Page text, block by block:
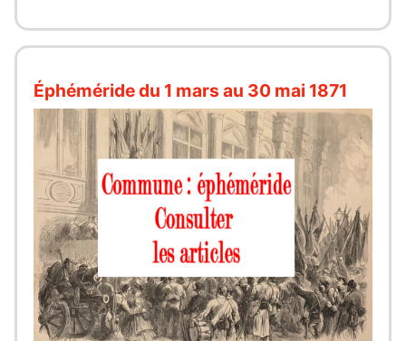
Éphéméride du 1 mars au 30 mai 1871